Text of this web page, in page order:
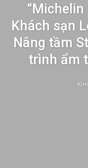
“Michelin
Khách sạn
Nâng tầm
trình ẩm